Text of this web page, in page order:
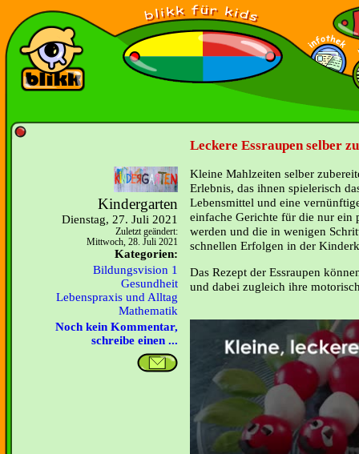
Leckere Essraupen selber
Kindergarten
Dienstag, 27. Juli 2021
Zuletzt geändert:
Mittwoch, 28. Juli 2021
Kategorien:
Bildungsvision 1
Gesundheit
Lebenspraxis und Alltag
Mathematik
Noch kein Kommentar,
schreibe einen ...
Kleine Mahlzeiten selber
Erlebnis, das ihnen spielerisch
Lebensmittel und eine
einfache Gerichte für die nur ein
werden und die in wenigen
schnellen Erfolgen in der
Das Rezept der Essraupen
und dabei zugleich ihre